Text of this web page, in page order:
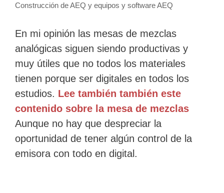
Construcción de AEQ y equipos y software AEQ
En mi opinión las mesas de mezclas
analógicas siguen siendo productivas y
muy útiles que no todos los materiales
tienen porque ser digitales en todos los
estudios. Lee también también este
contenido sobre la mesa de mezclas
Aunque no hay que despreciar la
oportunidad de tener algún control de la
emisora con todo en digital.